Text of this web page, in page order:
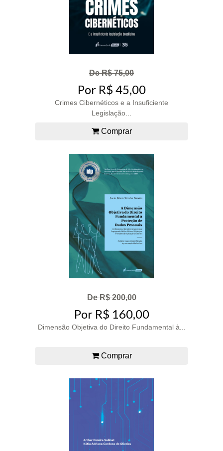
De R$ 75,00
Por R$ 45,00
Crimes Cibernéticos e a Insuficiente
Legislação...
Comprar
De R$ 200,00
Por R$ 160,00
Dimensão Objetiva do Direito Fundamental à...
Comprar